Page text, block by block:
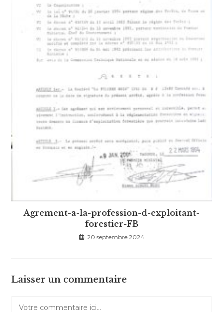
Agrement-a-la-profession-d-exploitant-
forestier-FB
20 septembre 2024
Laisser un commentaire